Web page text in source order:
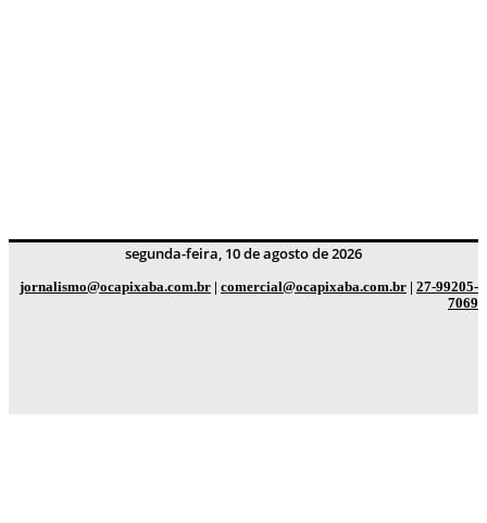
segunda-feira, 10 de agosto de 2026
jornalismo@ocapixaba.com.br | comercial@ocapixaba.com.br | 27-99205-
7069